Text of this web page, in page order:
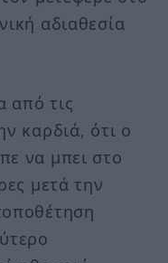
αδιαθεσία
από τις
καρδιά, ότι ο
να μπει στο
μετά την